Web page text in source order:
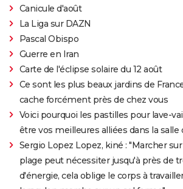
Canicule d'août
La Liga sur DAZN
Pascal Obispo
Guerre en Iran
Carte de l'éclipse solaire du 12 août
Ce sont les plus beaux jardins de
cache forcément près de chez vous
Voici pourquoi les pastilles pour lave-
être vos meilleures alliées dans la salle
Sergio Lopez Lopez, kiné : "Marcher
plage peut nécessiter jusqu'à près de
d'énergie, cela oblige le corps à